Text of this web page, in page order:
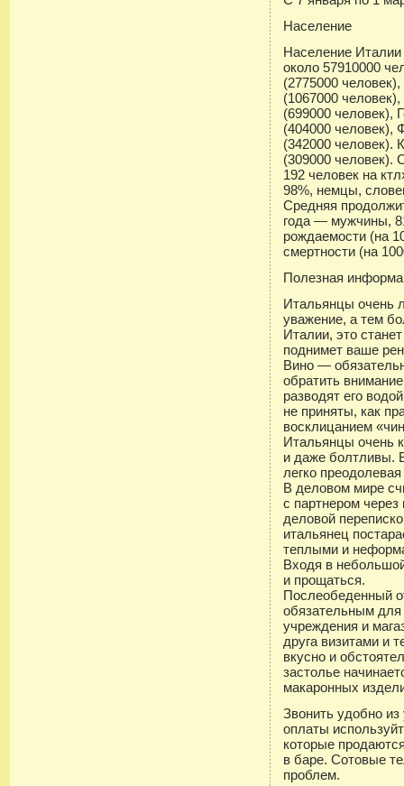
Население
Население Италии
около 57910000
(2775000
(1067000
(699000 человек),
(404000 человек),
(342000 человек).
(309000 человек).
192 человек на
98%, немцы,
Средняя
года — мужчины,
рождаемости (на
смертности (на
Полезная
Итальянцы очень
уважение, а тем
Италии, это
поднимет ваше
Вино —
обратить
разводят его
не приняты, как
восклицанием
Итальянцы очень
и даже болтливы.
легко
В деловом мире
с партнером через
деловой
итальянец
теплыми и
Входя в
и прощаться.
Послеобеденный
обязательным
учреждения и
друга визитами и
вкусно и
застолье
макаронных
Звонить удобно
оплаты
которые
в баре. Сотовые
проблем.